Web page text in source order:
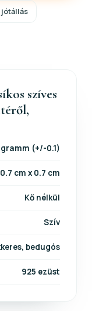
jótállás
szíves
gramm (+/-0.1)
0.7 cm x 0.7 cm
Kő nélkül
Szív
bedugós
925 ezüst